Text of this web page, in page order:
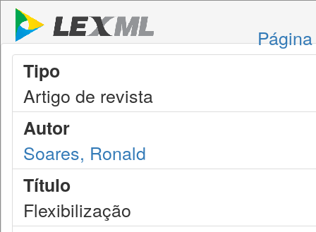
Tipo
Artigo de revista
Autor
Soares, Ronald
Título
Flexibilização